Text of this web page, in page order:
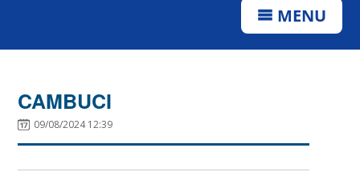
MENU
CAMBUCI
09/08/2024 12:39